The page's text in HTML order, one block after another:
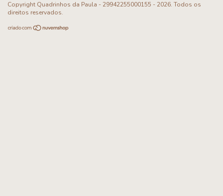
Copyright Quadrinhos da Paula - 29942255000155 - 2026. Todos os
direitos reservados.